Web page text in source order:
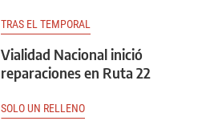
TRAS EL TEMPORAL
Vialidad Nacional inició
reparaciones en Ruta 22
SOLO UN RELLENO